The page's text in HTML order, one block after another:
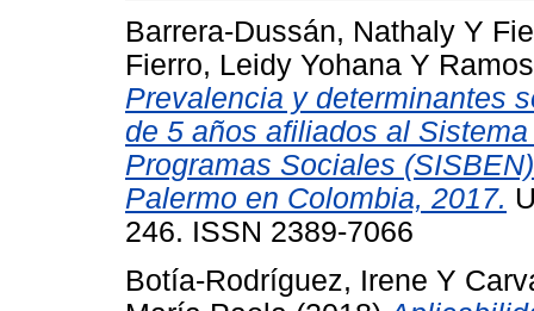
Barrera-Dussán, Nathaly Y
Fierro, Leidy Yohana Y
Prevalencia y determinantes
de 5 años afiliados al
Programas Sociales
Palermo en Colombia, 2017.
246. ISSN 2389-7066
Botía-Rodríguez, Irene Y